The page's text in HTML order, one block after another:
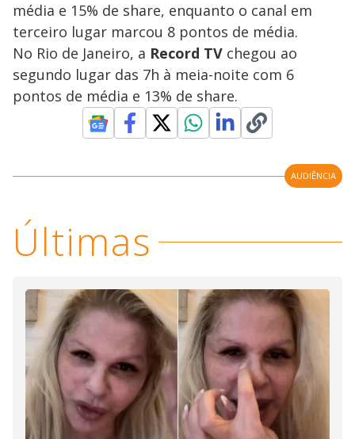
média e 15% de share, enquanto o canal em
terceiro lugar marcou 8 pontos de média.
No Rio de Janeiro, a Record TV chegou ao
segundo lugar das 7h à meia-noite com 6
pontos de média e 13% de share.
AUDIÊNCIA
Últimas